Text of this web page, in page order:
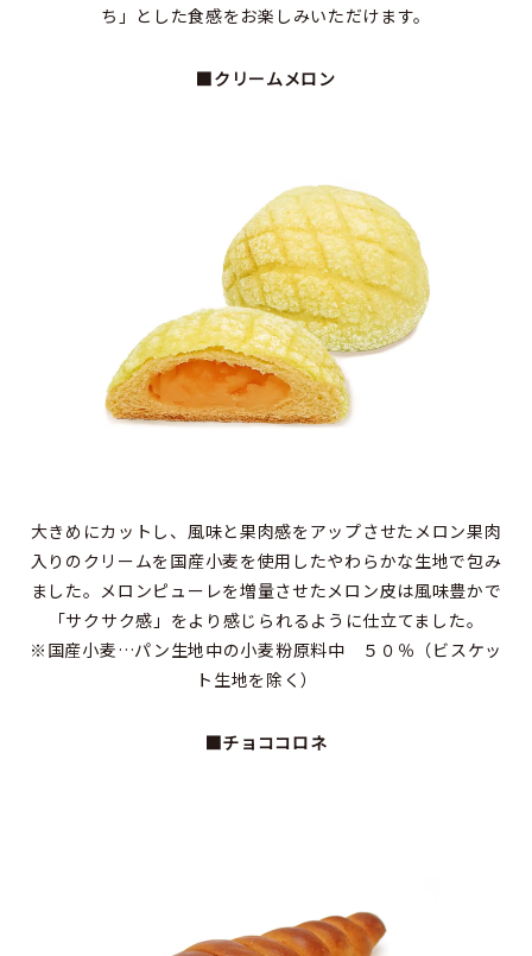
ち」とした食感をお楽しみいただけます。
■クリームメロン
大きめにカットし、風味と果肉感をアップさせたメロン果肉
入りのクリームを国産小麦を使用したやわらかな生地で包み
ました。メロンピューレを増量させたメロン皮は風味豊かで
「サクサク感」をより感じられるように仕立てました。
※国産小麦…パン生地中の小麦粉原料中 ５０％（ビスケッ
ト生地を除く）
■チョココロネ